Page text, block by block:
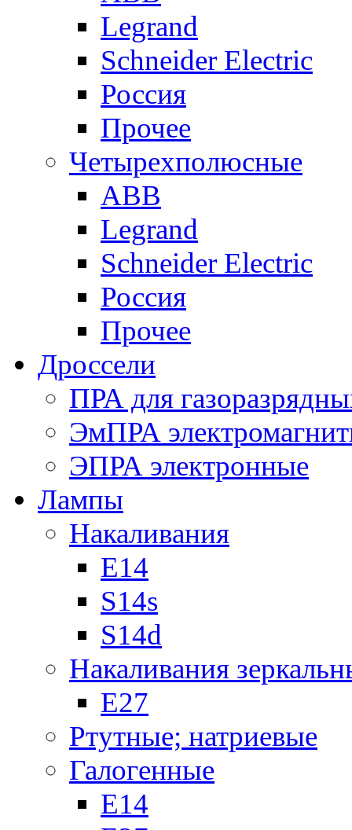
Legrand
Schneider Electric
Россия
Прочее
Четырехполюсные
ABB
Legrand
Schneider Electric
Россия
Прочее
Дроссели
ПРА для
ЭмПРА
ЭПРА электронные
Лампы
Накаливания
Е14
S14s
S14d
Накаливания
Е27
Ртутные; натриевые
Галогенные
Е14